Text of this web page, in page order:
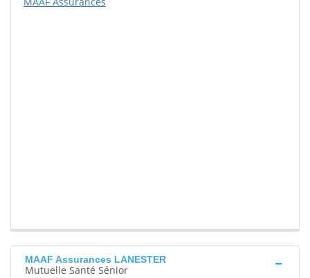
MAAF Assurances LANESTER
Mutuelle Santé Sénior